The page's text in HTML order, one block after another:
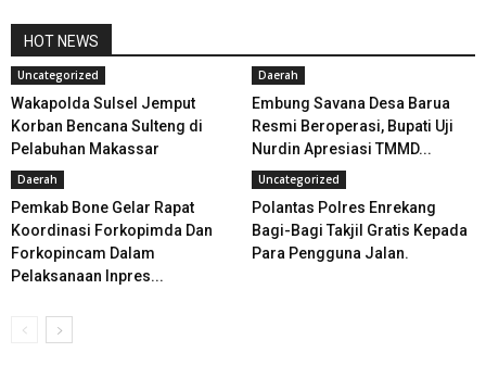
HOT NEWS
Uncategorized
Wakapolda Sulsel Jemput
Korban Bencana Sulteng di
Pelabuhan Makassar
Daerah
Embung Savana Desa Barua
Resmi Beroperasi, Bupati Uji
Nurdin Apresiasi TMMD...
Daerah
Pemkab Bone Gelar Rapat
Koordinasi Forkopimda Dan
Forkopincam Dalam
Pelaksanaan Inpres...
Uncategorized
Polantas Polres Enrekang
Bagi-Bagi Takjil Gratis Kepada
Para Pengguna Jalan.